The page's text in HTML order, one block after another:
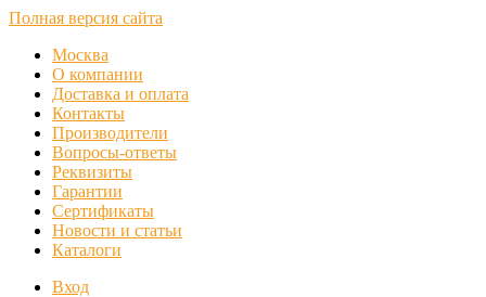
Полная версия сайта
Москва
О компании
Доставка и оплата
Контакты
Производители
Вопросы-ответы
Реквизиты
Гарантии
Сертификаты
Новости и статьи
Каталоги
Вход